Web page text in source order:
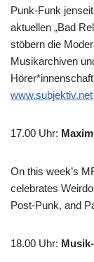
Punk-Funk
aktuellen „Bad
stöbern die
Musikarchiven
www.subjektiv.net
17.00 Uhr:
On this week’s
celebrates
Post-Punk, and
18.00 Uhr: